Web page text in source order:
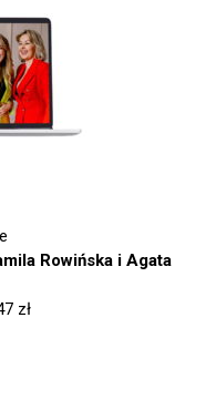
Rowińska i Agata
zł